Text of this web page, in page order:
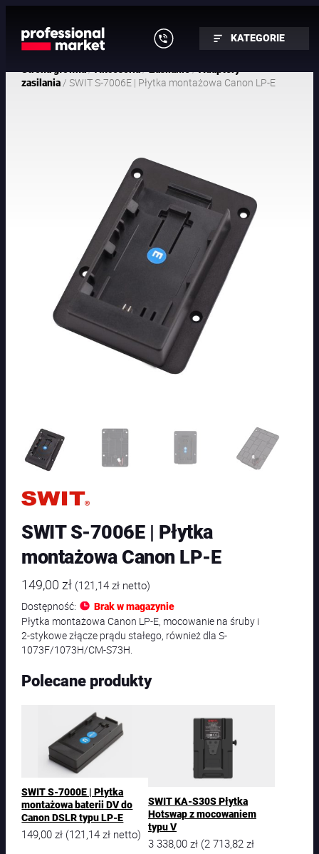
KATEGORIE
/ / /
zasilania/ SWIT S-7006E | Płytka montażowa Canon LP-E
SWIT S-7006E | Płytka
montażowa Canon LP-E
149,00zł (121,14zł netto)
Dostępność:
Brak w magazynie
Płytka montażowa Canon LP-E, mocowanie na śruby i
2-stykowe złącze prądu stałego, również dla S-
1073F/1073H/CM-S73H.
Polecane produkty
SWIT S-7000E | Płytka
montażowa baterii DV do
Canon DSLR typu LP-E
149,00zł (121,14zł netto)
SWIT KA-S30S Płytka
Hotswap z mocowaniem
typu V
3 338,00 zł (2 713,82 zł